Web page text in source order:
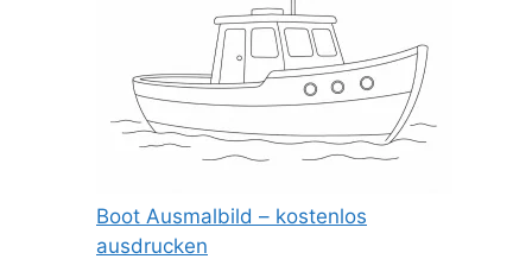
Boot Ausmalbild – kostenlos
ausdrucken